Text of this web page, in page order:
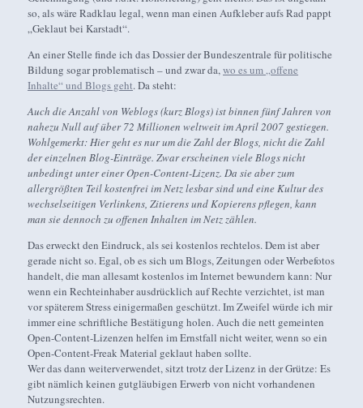
so, als wäre Radklau legal, wenn man einen Aufkleber aufs Rad pappt
„Geklaut bei Karstadt“.
An einer Stelle finde ich das Dossier der Bundeszentrale für politische
Bildung sogar problematisch – und zwar da,wo es um „offene
Inhalte“ und Blogs geht. Da steht:
Auch die Anzahl von Weblogs (kurz Blogs) ist binnen fünf Jahren von
nahezu Null auf über 72 Millionen weltweit im April 2007 gestiegen.
Wohlgemerkt: Hier geht es nur um die Zahl der Blogs, nicht die Zahl
der einzelnen Blog-Einträge. Zwar erscheinen viele Blogs nicht
unbedingt unter einer Open-Content-Lizenz. Da sie aber zum
allergrößten Teil kostenfrei im Netz lesbar sind und eine Kultur des
wechselseitigen Verlinkens, Zitierens und Kopierens pflegen, kann
man sie dennoch zu offenen Inhalten im Netz zählen.
Das erweckt den Eindruck, als sei kostenlos rechtelos. Dem ist aber
gerade nicht so. Egal, ob es sich um Blogs, Zeitungen oder Werbefotos
handelt, die man allesamt kostenlos im Internet bewundern kann: Nur
wenn ein Rechteinhaber ausdrücklich auf Rechte verzichtet, ist man
vor späterem Stress einigermaßen geschützt. Im Zweifel würde ich mir
immer eine schriftliche Bestätigung holen. Auch die nett gemeinten
Open-Content-Lizenzen helfen im Ernstfall nicht weiter, wenn so ein
Open-Content-Freak Material geklaut haben sollte.
Wer das dann weiterverwendet, sitzt trotz der Lizenz in der Grütze: Es
gibt nämlich keinen gutgläubigen Erwerb von nicht vorhandenen
Nutzungsrechten.